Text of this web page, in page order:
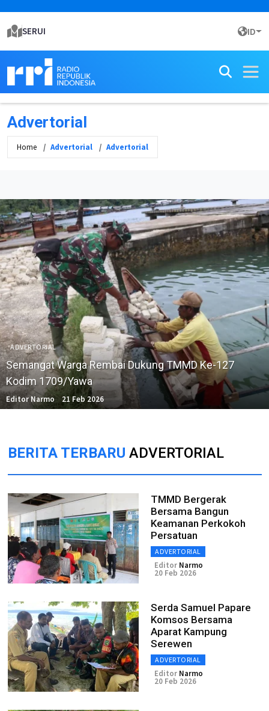
SERUI ID
Advertorial
Home Advertorial Advertorial
ADVERTORIAL
Semangat Warga Rembai Dukung TMMD Ke-127
Kodim 1709/Yawa
Editor Narmo 21 Feb 2026
BERITA TERBARU ADVERTORIAL
TMMD Bergerak
Bersama Bangun
Keamanan Perkokoh
Persatuan
ADVERTORIAL
Editor Narmo
20 Feb 2026
Serda Samuel Papare
Komsos Bersama
Aparat Kampung
Serewen
ADVERTORIAL
Editor Narmo
20 Feb 2026